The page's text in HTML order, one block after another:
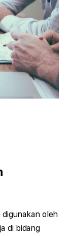
oleh
di bidang